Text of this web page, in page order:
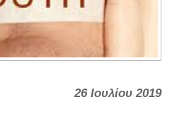
26 Ιουλίου 2019